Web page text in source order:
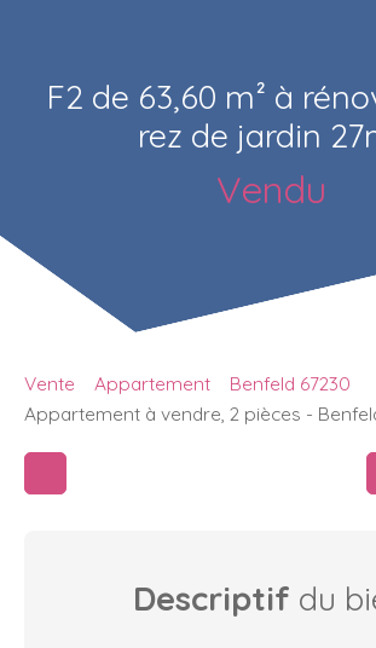
F2 de 63,60 m² à
rez de jardin
Vendu
Vente Appartement
Benfeld 67230
Appartement à vendre, 2 pièces -
Descriptif du